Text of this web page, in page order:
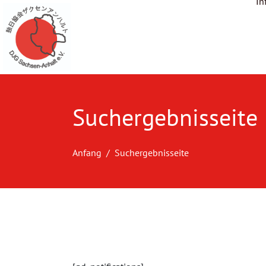
Suchergebnisseite
Anfang Suchergebnisseite